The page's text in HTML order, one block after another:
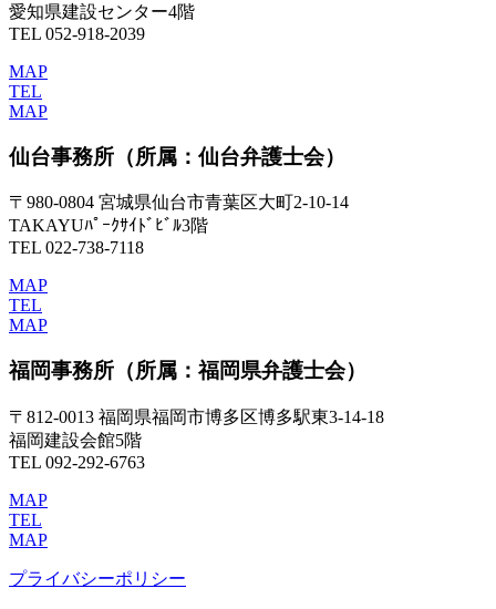
愛知県建設センター4階
TEL 052-918-2039
MAP
TEL
MAP
仙台事務所 （所属：仙台弁護士会）
〒980-0804 宮城県仙台市青葉区大町2-10-14
TAKAYUﾊﾟｰｸｻｲﾄﾞﾋﾞﾙ3階
TEL 022-738-7118
MAP
TEL
MAP
福岡事務所 （所属：福岡県弁護士会）
〒812-0013 福岡県福岡市博多区博多駅東3-14-18
福岡建設会館5階
TEL 092-292-6763
MAP
TEL
MAP
プライバシーポリシー